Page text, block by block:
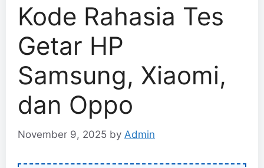
Kode Rahasia Tes
Getar HP
Samsung, Xiaomi,
dan Oppo
November 9, 2025 by Admin